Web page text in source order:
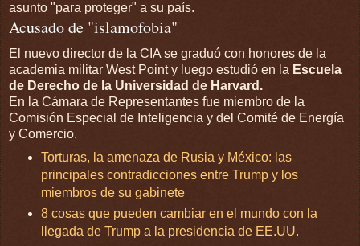
asunto "para proteger" a su país.
Acusado de "islamofobia"
El nuevo director de la CIA se graduó con honores de la
academia militar West Point y luego estudió en la Escuela
de Derecho de la Universidad de Harvard.
En la Cámara de Representantes fue miembro de la
Comisión Especial de Inteligencia y del Comité de Energía
y Comercio.
Torturas, la amenaza de Rusia y México: las
principales contradicciones entre Trump y los
miembros de su gabinete
8 cosas que pueden cambiar en el mundo con la
llegada de Trump a la presidencia de EE.UU.